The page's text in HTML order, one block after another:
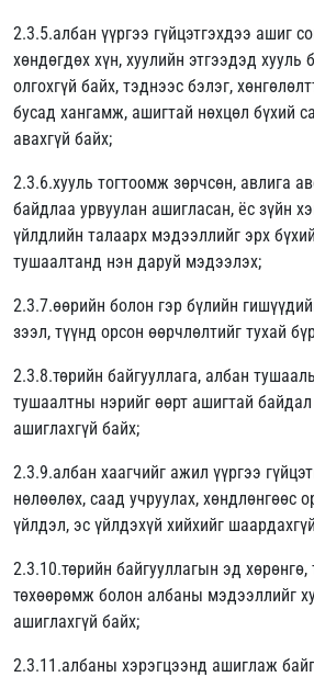
2.3.5.албан үүргээ гүйцэтгэхдээ ашиг
хөндөгдөх хүн, хуулийн этгээдэд хууль
олгохгүй байх, тэднээс бэлэг,
бусад хангамж, ашигтай нөхцөл бүхий
авахгүй байх;
2.3.6.хууль тогтоомж зөрчсөн, авлига
байдлаа урвуулан ашигласан, ёс зүйн
үйлдлийн талаарх мэдээллийг эрх
тушаалтанд нэн даруй мэдээлэх;
2.3.7.өөрийн болон гэр бүлийн
зээл, түүнд орсон өөрчлөлтийг тухай
2.3.8.төрийн байгууллага, албан
тушаалтны нэрийг өөрт ашигтай
ашиглахгүй байх;
2.3.9.албан хаагчийг ажил үүргээ
нөлөөлөх, саад учруулах, хөндлөнгөөс
үйлдэл, эс үйлдэхүй хийхийг
2.3.10.төрийн байгууллагын эд хөрөнгө,
төхөөрөмж болон албаны мэдээллийг
ашиглахгүй байх;
2.3.11.албаны хэрэгцээнд ашиглаж